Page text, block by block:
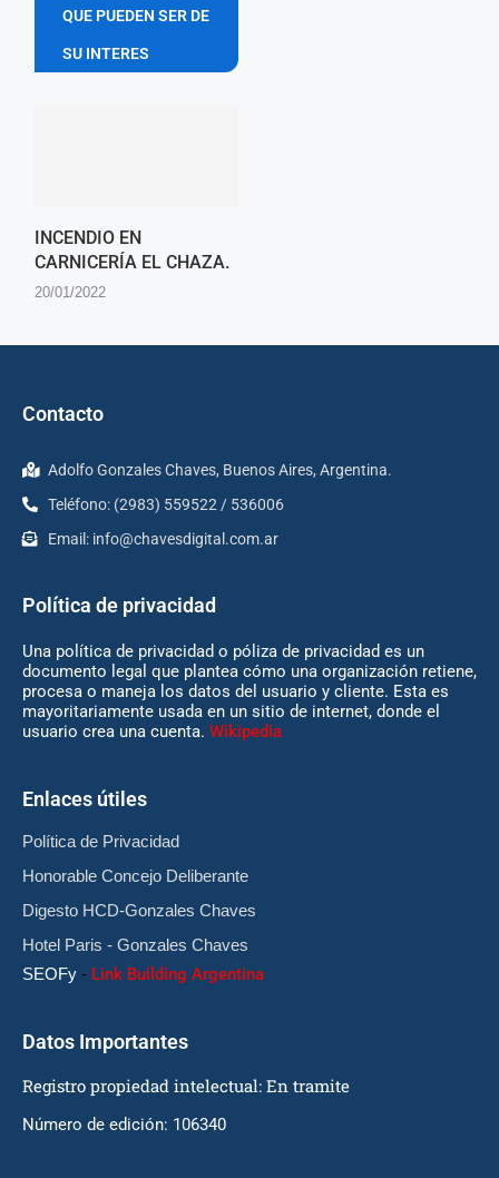
QUE PUEDEN SER DE
SU INTERES
INCENDIO EN
CARNICERÍA EL CHAZA.
20/01/2022
Contacto
Adolfo Gonzales Chaves, Buenos Aires, Argentina.
Teléfono: (2983) 559522 / 536006
Email: info@chavesdigital.com.ar
Política de privacidad
Una política de privacidad o póliza de privacidad es un
documento legal que plantea cómo una organización retiene,
procesa o maneja los datos del usuario y cliente. Esta es
mayoritariamente usada en un sitio de internet, donde el
usuario crea una cuenta. Wikipedia
Enlaces útiles
Política de Privacidad
Honorable Concejo Deliberante
Digesto HCD-Gonzales Chaves
Hotel Paris - Gonzales Chaves
SEOFy - Link Building Argentina
Datos Importantes
Registro propiedad intelectual: En tramite
Número de edición: 106340